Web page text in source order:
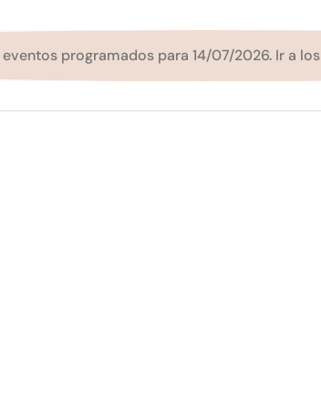
eventos programados para 14/07/2026. Ir a los